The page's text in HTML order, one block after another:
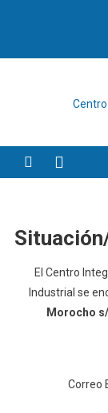
El Centro
Industrial se
Morocho
Correo